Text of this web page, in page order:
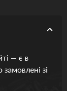
— є в
зі